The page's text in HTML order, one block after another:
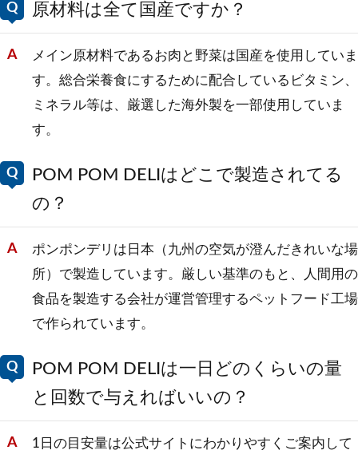
原材料は全て国産ですか？
メイン原材料であるお肉と野菜は国産を使用していま
す。総合栄養食にするために配合しているビタミン、
ミネラル等は、厳選した海外製を一部使用していま
す。
POM POM DELIはどこで製造されてる
の？
ポンポンデリは日本（九州の空気が澄んだきれいな場
所）で製造しています。厳しい基準のもと、人間用の
食品を製造する会社が運営管理するペットフード工場
で作られています。
POM POM DELIは一日どのくらいの量
と回数で与えればいいの？
1日の目安量は公式サイトにわかりやすくご案内して